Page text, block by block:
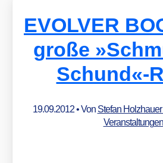
EVOLVER
große
Schund«-
19.09.2012• Von Stefan Holzhauer
Veranstaltungen